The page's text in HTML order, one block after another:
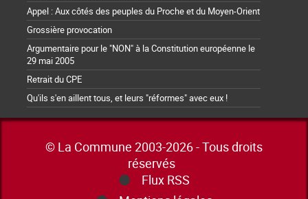
Appel : Aux côtés des peuples du Proche et du Moyen-Orient
Grossière provocation
Argumentaire pour le "NON" à la Constitution européenne le
29 mai 2005
Retrait du CPE
Qu'ils s'en aillent tous, et leurs "réformes" avec eux !
© La Commune 2003-2026 - Tous droits
réservés
Flux RSS